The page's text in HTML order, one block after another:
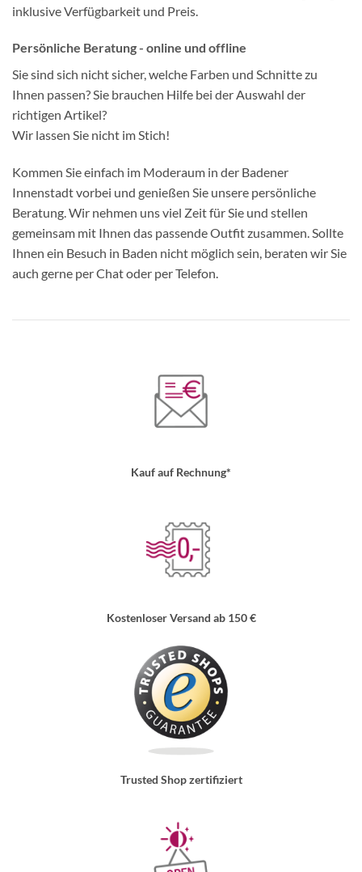
inklusive Verfügbarkeit und Preis.
Persönliche Beratung - online und offline
Sie sind sich nicht sicher, welche Farben und Schnitte zu
Ihnen passen? Sie brauchen Hilfe bei der Auswahl der
richtigen Artikel?
Wir lassen Sie nicht im Stich!
Kommen Sie einfach im Moderaum in der Badener
Innenstadt vorbei und genießen Sie unsere persönliche
Beratung. Wir nehmen uns viel Zeit für Sie und stellen
gemeinsam mit Ihnen das passende Outfit zusammen. Sollte
Ihnen ein Besuch in Baden nicht möglich sein, beraten wir Sie
auch gerne per Chat oder per Telefon.
Kauf auf Rechnung*
Kostenloser Versand ab 150 €
Trusted Shop zertifiziert